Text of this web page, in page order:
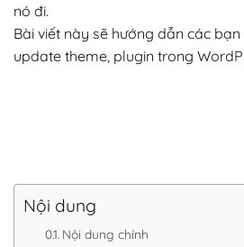
nó đi.
Bài viết này sẽ hướng dẫn các
update theme, plugin trong
Nội dung
Nội dung chính